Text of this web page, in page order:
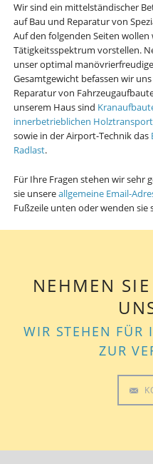
Wir sind ein mittelständischer
auf Bau und Reparatur von
Auf den folgenden Seiten
Tätigkeitsspektrum vorstellen.
unser optimal
Gesamtgewicht befassen wir
Reparatur von
unserem Haus sind
innerbetrieblichen Holztransport
sowie in der Airport-Technik das
Radlast.
Für Ihre Fragen stehen wir sehr
sie unsereallgemeine Email-
Fußzeile unten oder wenden sie
NEHMEN
WIR STEHEN FÜR
ZUR